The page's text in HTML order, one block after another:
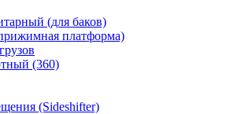
(для баков)
платформа)
(360)
(Sideshifter)